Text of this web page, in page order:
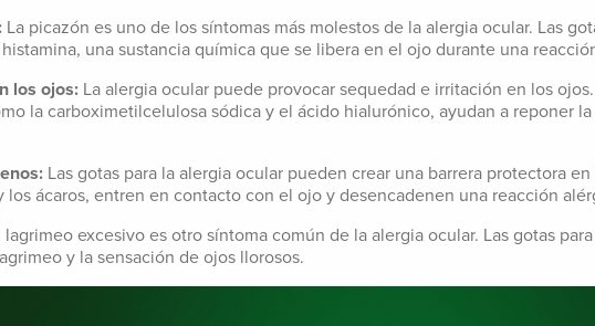
La picazón es uno de los síntomas más molestos de la alergia ocular. Las
una sustancia química que se libera en el ojo durante una
los ojos: La alergia ocular puede provocar sequedad e irritación en los
la carboximetilcelulosa sódica y el ácido hialurónico, ayudan a reponer
Las gotas para la alergia ocular pueden crear una barrera protectora
ácaros, entren en contacto con el ojo y desencadenen una reacción
lagrimeo excesivo es otro síntoma común de la alergia ocular. Las gotas
y la sensación de ojos llorosos.